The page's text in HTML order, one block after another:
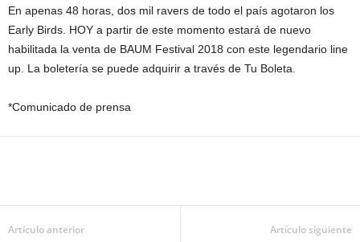
En apenas 48 horas, dos mil ravers de todo el país agotaron los
Early Birds. HOY a partir de este momento estará de nuevo
habilitada la venta de BAUM Festival 2018 con este legendario line
up. La boletería se puede adquirir a través de Tu Boleta.
*Comunicado de prensa
Artículo anterior Artículo siguiente